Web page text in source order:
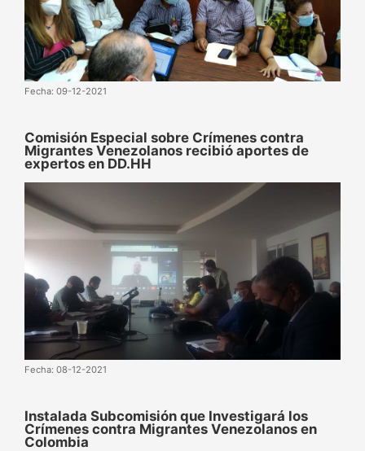
Fecha: 09-12-2021
Comisión Especial sobre Crímenes contra
Migrantes Venezolanos recibió aportes de
expertos en DD.HH
Fecha: 08-12-2021
Instalada Subcomisión que Investigará los
Crímenes contra Migrantes Venezolanos en
Colombia